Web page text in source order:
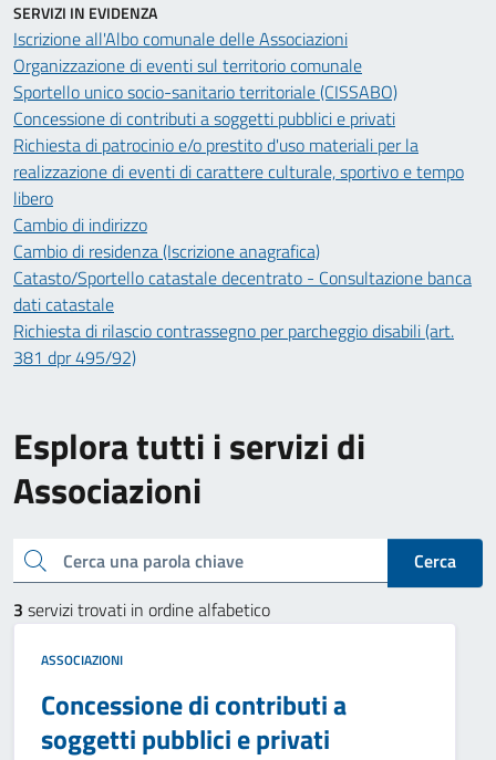
Esplora tutti i servizi di
Associazioni
Cerca una parola chiave
Cerca
3 servizi trovati in ordine alfabetico
ASSOCIAZIONI
Concessione di contributi a
soggetti pubblici e privati
SERVIZI IN EVIDENZA
Iscrizione all'Albo comunale delle Associazioni
Organizzazione di eventi sul territorio comunale
Sportello unico socio-sanitario territoriale (CISSABO)
Concessione di contributi a soggetti pubblici e privati
Richiesta di patrocinio e/o prestito d'uso materiali per la
realizzazione di eventi di carattere culturale, sportivo e tempo
libero
Cambio di indirizzo
Cambio di residenza (Iscrizione anagrafica)
Catasto/Sportello catastale decentrato - Consultazione banca
dati catastale
Richiesta di rilascio contrassegno per parcheggio disabili (art.
381 dpr 495/92)